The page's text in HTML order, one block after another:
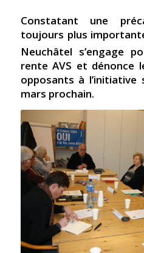
Constatant une
toujours plus
Neuchâtel s’engage
rente AVS et dénonce
opposants à
mars prochain.